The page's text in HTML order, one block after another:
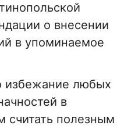
о внесении
в упоминаемое
избежание любых
в
считать полезным